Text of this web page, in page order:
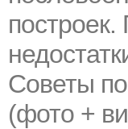
Советы
(фото +